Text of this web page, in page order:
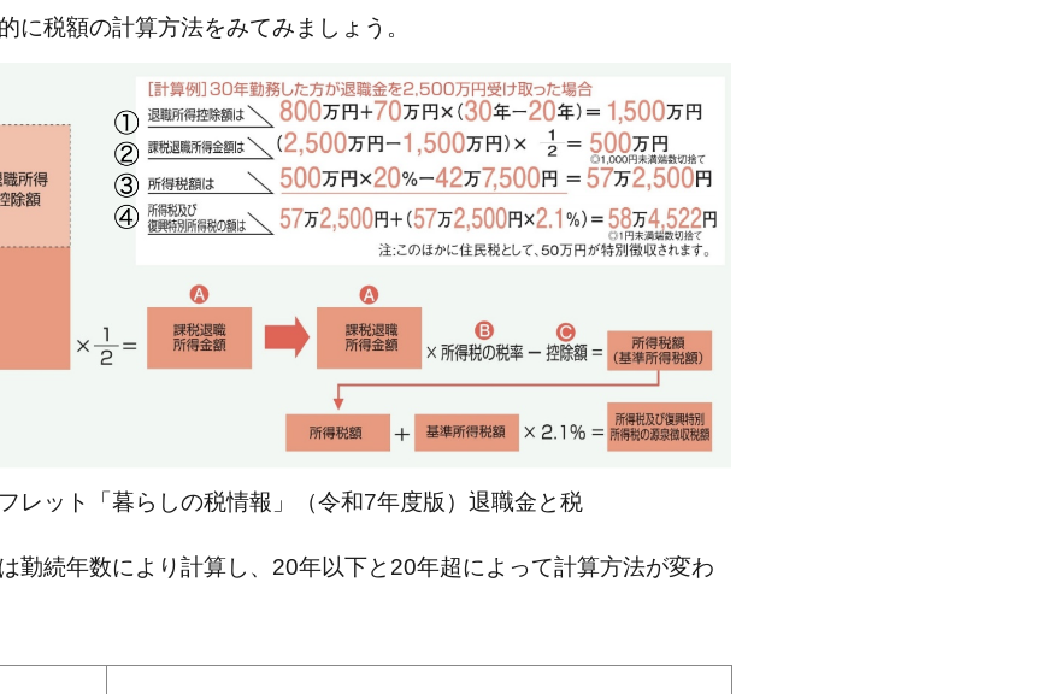
に税額の計算方法をみてみましょう。
レット「暮らしの税情報」（令和7年度版）退職金と税
勤続年数により計算し、20年以下と20年超によって計算方法が変わ